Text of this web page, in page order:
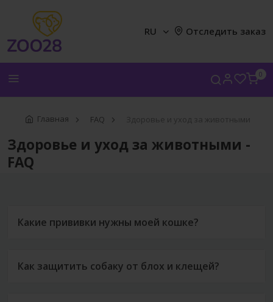
0
RU Отследить заказ
Главная FAQ Здоровье и уход за животными
Здоровье и уход за животными -
FAQ
Какие прививки нужны моей кошке?
Как защитить собаку от блох и клещей?